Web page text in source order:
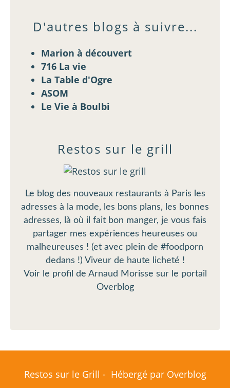
Restos sur le grill
Le blog des nouveaux restaurants à Paris les
adresses à la mode, les bons plans, les bonnes
adresses, là où il fait bon manger, je vous fais
partager mes expériences heureuses ou
malheureuses ! (et avec plein de #foodporn
dedans !) Viveur de haute licheté !
Voir le profil de Arnaud Morisse sur le portail
Overblog
D'autres blogs à suivre...
Marion à découvert
716 La vie
La Table d'Ogre
ASOM
Le Vie à Boulbi
Restos sur le Grill - Hébergé par Overblog